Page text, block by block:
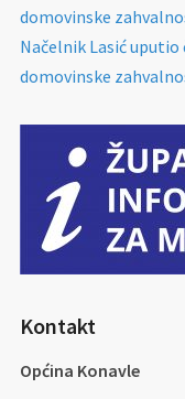
domovinske
Načelnik Lasić
domovinske
Kontakt
Općina Konavle